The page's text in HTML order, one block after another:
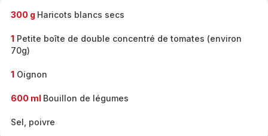
300 g Haricots blancs secs
1 Petite boîte de double concentré de tomates (environ
70g)
1 Oignon
600 ml Bouillon de légumes
Sel, poivre